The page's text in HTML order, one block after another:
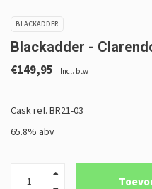
BLACKADDER
Blackadder -
€149,95 Incl. btw
Cask ref. BR21-03
65.8% abv